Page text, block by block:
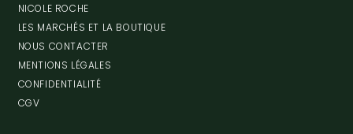
NICOLE ROCHE
LES MARCHÉS ET LA BOUTIQUE
NOUS CONTACTER
MENTIONS LÉGALES
CONFIDENTIALITÉ
CGV